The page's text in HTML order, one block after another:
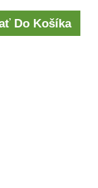
Do Košíka